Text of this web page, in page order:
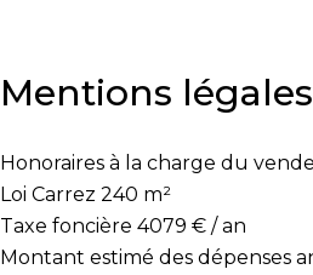
Mentions légales
Honoraires à la charge du
Loi Carrez 240 m²
Taxe foncière 4079 € / an
Montant estimé des dépenses